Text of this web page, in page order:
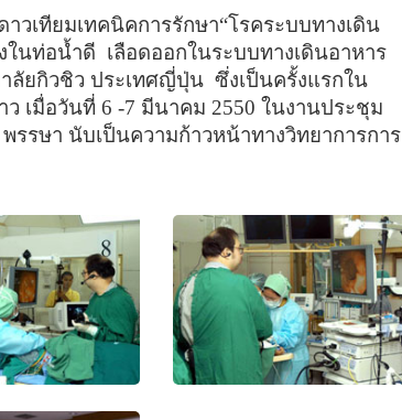
วเทียมเทคนิคการรักษา“โรคระบบทางเดิน
ในท่อน้ำดี เลือดออกในระบบทางเดินอาหาร
าลัยกิวชิว ประเทศญี่ปุ่น ซึ่งเป็นครั้งแรกใน
เมื่อวันที่ 6 -7 มีนาคม 2550 ในงานประชุม
พรรษา นับเป็นความก้าวหน้าทางวิทยาการการ